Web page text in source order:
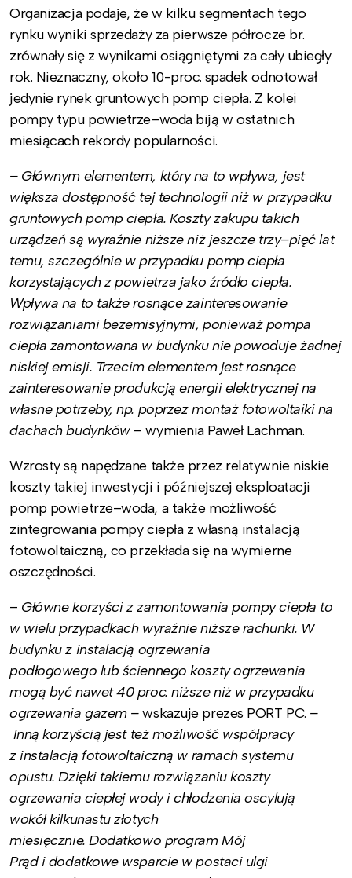
Organizacja podaje, że w kilku segmentach tego
rynku wyniki sprzedaży za pierwsze półrocze br.
zrównały się z wynikami osiągniętymi za cały ubiegły
rok. Nieznaczny, około 10-proc. spadek odnotował
jedynie rynek gruntowych pomp ciepła. Z kolei
pompy typu powietrze–woda biją w ostatnich
miesiącach rekordy popularności.
– Głównym elementem, który na to wpływa, jest
większa dostępność tej technologii niż w przypadku
gruntowych pomp ciepła. Koszty zakupu takich
urządzeń są wyraźnie niższe niż jeszcze trzy–pięć lat
temu, szczególnie w przypadku pomp ciepła
korzystających z powietrza jako źródło ciepła.
Wpływa na to także rosnące zainteresowanie
rozwiązaniami bezemisyjnymi, ponieważ pompa
ciepła zamontowana w budynku nie powoduje żadnej
niskiej emisji. Trzecim elementem jest rosnące
zainteresowanie produkcją energii elektrycznej na
własne potrzeby, np. poprzez montaż fotowoltaiki na
dachach budynków– wymienia Paweł Lachman.
Wzrosty są napędzane także przez relatywnie niskie
koszty takiej inwestycji i późniejszej eksploatacji
pomp powietrze–woda, a także możliwość
zintegrowania pompy ciepła z własną instalacją
fotowoltaiczną, co przekłada się na wymierne
oszczędności.
– Główne korzyści z zamontowania pompy ciepła to
w wielu przypadkach wyraźnie niższe rachunki. W
budynku z instalacją ogrzewania
podłogowego lub ściennego koszty ogrzewania
mogą być nawet 40 proc. niższe niż w przypadku
ogrzewania gazem –wskazuje prezes PORT PC. –
Inną korzyścią jest też możliwość współpracy
z instalacją fotowoltaiczną w ramach systemu
opustu. Dzięki takiemu rozwiązaniu koszty
ogrzewania ciepłej wody i chłodzenia oscylują
wokół kilkunastu złotych
miesięcznie. Dodatkowo program Mój
Prąd i dodatkowe wsparcie w postaci ulgi